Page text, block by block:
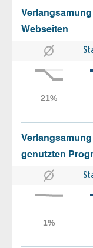
Webseiten
genutzten